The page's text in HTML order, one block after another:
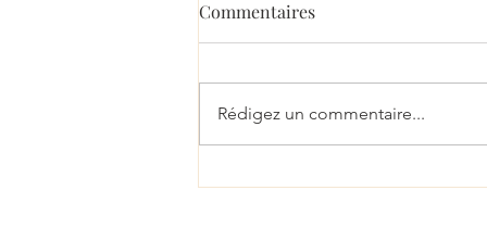
Commentaires
Rédigez un commentaire...